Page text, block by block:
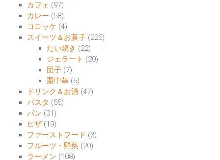
カフェ (97)
カレー (58)
コロッケ (4)
スイーツ＆お菓子 (226)
たい焼き (22)
ジェラート (20)
団子 (7)
栗中華 (6)
ドリンク＆お酒 (47)
パスタ (55)
パン (31)
ピザ (19)
ファーストフード (3)
フルーツ・野菜 (20)
ラーメン (108)